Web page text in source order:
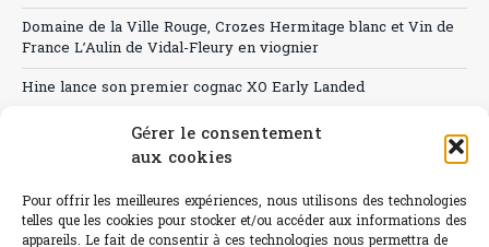
Gérer le consentement
aux cookies
Pour offrir les meilleures expériences, nous utilisons des technologies
telles que les cookies pour stocker et/ou accéder aux informations des
appareils. Le fait de consentir à ces technologies nous permettra de
Domaine de la Ville Rouge, Crozes Hermitage blanc et Vin de
France L’Aulin de Vidal-Fleury en viognier
Hine lance son premier cognac XO Early Landed
Canicule : A quand le CHR à « l’heure espagnole » ?
Sélection de rosés 2026